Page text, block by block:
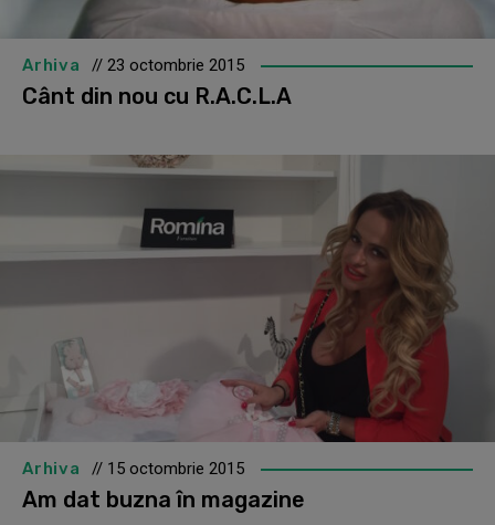
Arhiva // 23 octombrie 2015
Cânt din nou cu R.A.C.L.A
Arhiva // 15 octombrie 2015
Am dat buzna în magazine